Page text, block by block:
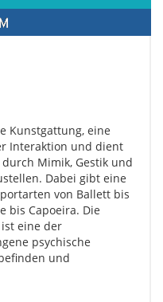
Kunstgattung, eine
Interaktion und dient
Mimik, Gestik und
Dabei gibt eine
von Ballett bis
bis Capoeira. Die
ist eine der
psychische
und